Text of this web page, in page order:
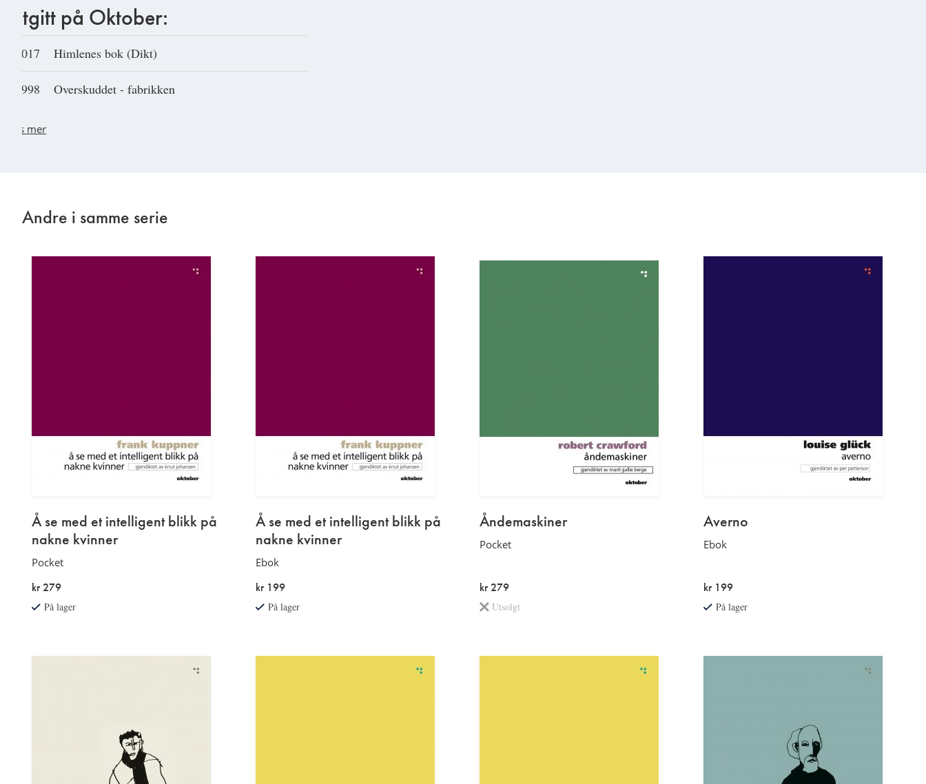
Utgitt på Oktober:
2017 Himlenes bok (Dikt)
1998 Overskuddet - fabrikken
Les mer
Andre i samme serie
Å se med et intelligent blikk på
nakne kvinner
Pocket
kr 279
På lager
Å se med et intelligent blikk på
nakne kvinner
Ebok
kr 199
På lager
Åndemaskiner
Pocket
kr 279
Utsolgt
Averno
Ebok
kr 199
På lager